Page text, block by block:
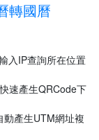
轉國曆
入IP查詢所在位置
速產生QRCode下
產生UTM網址複